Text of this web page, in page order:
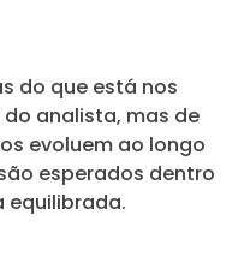
do que está nos
analista, mas de
evoluem ao longo
esperados dentro
equilibrada.